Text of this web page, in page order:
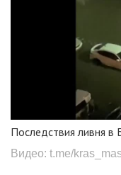
Последствия ливня в
Видео: t.me/